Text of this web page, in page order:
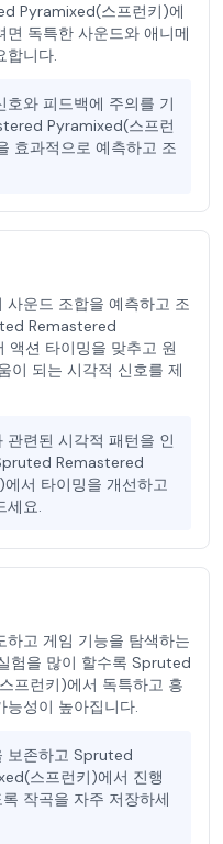
Pyramixed(스프런키)에
독특한 사운드와 애니메
합니다.
호와 피드백에 주의를 기
Pyramixed(스프런
효과적으로 예측하고 조
운드 조합을 예측하고 조
Remastered
션 타이밍을 맞추고 원
이 되는 시각적 신호를 제
관련된 시각적 패턴을 인
Remastered
서 타이밍을 개선하고
세요.
고 게임 기능을 탐색하는
험을 많이 할수록 Spruted
프런키)에서 독특하고 흥
능성이 높아집니다.
보존하고 Spruted
스프런키)에서 진행
작곡을 자주 저장하세